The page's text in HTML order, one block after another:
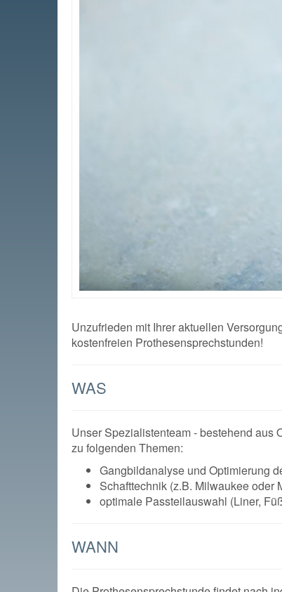
Unzufrieden mit Ihrer aktuellen
kostenfreien Prothesensprechstunden!
WAS
Unser Spezialistenteam - bestehend aus
zu folgenden Themen:
Gangbildanalyse und Optimierung
Schafttechnik (z.B. Milwaukee oder
optimale Passteilauswahl (Liner,
WANN